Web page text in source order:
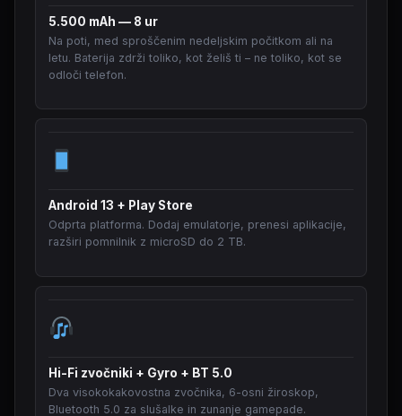
5.500 mAh — 8 ur
Na poti, med sproščenim nedeljskim počitkom ali na
letu. Baterija zdrži toliko, kot želiš ti – ne toliko, kot se
odloči telefon.
Android 13 + Play Store
Odprta platforma. Dodaj emulatorje, prenesi aplikacije,
razširi pomnilnik z microSD do 2 TB.
Hi-Fi zvočniki + Gyro + BT 5.0
Dva visokokakovostna zvočnika, 6-osni žiroskop,
Bluetooth 5.0 za slušalke in zunanje gamepade.